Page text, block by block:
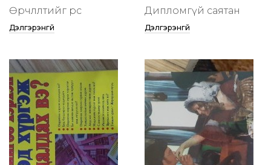
Өөрчлөлтийг өөрөөсөө
Дэлгэрэнгүй
Дипломгүй саятан
Дэлгэрэнгүй